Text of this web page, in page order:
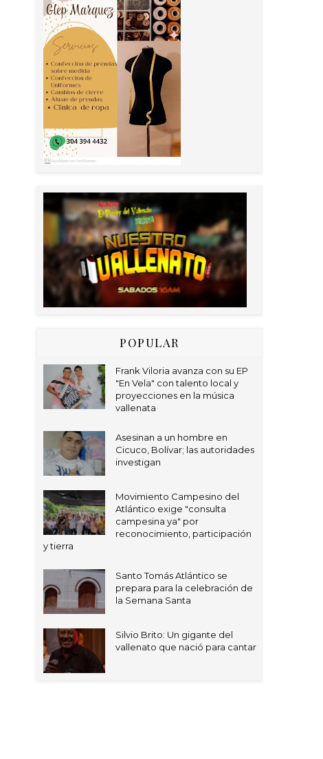
POPULAR
Frank Viloria avanza con su EP
"En Vela" con talento local y
proyecciones en la música
vallenata
Asesinan a un hombre en
Cicuco, Bolívar; las autoridades
investigan
Movimiento Campesino del
Atlántico exige "consulta
campesina ya" por
reconocimiento, participación
y tierra
Santo Tomás Atlántico se
prepara para la celebración de
la Semana Santa
Silvio Brito: Un gigante del
vallenato que nació para cantar